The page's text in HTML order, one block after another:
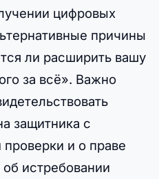
цифровых
причины
ли расширить вашу
за всё». Важно
защитника с
и о праве
об истребовании